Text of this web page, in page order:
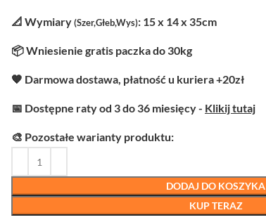
📐 Wymiary(Szer,Głeb,Wys): 15 x 14 x 35cm
📦 Wniesienie gratis paczka do 30kg
🧡 Darmowa dostawa, płatność u kuriera +20zł
📅 Dostępne raty od 3 do 36 miesięcy - Klikij tutaj
🎨 Pozostałe warianty produktu:
DODAJ DO KOSZYKA
KUP TERAZ